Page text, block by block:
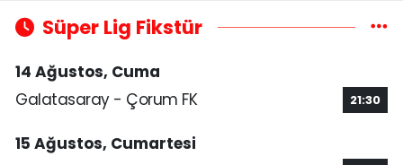
Süper Lig Fikstür
14 Ağustos, Cuma
Galatasaray - Çorum FK
21:30
15 Ağustos, Cumartesi